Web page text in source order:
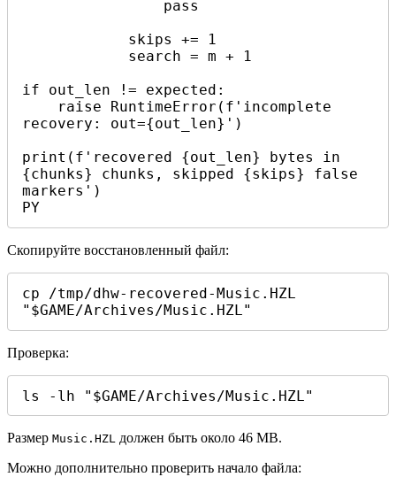
if out_len != expected:
recovery: out={out_len}')
print(f'recovered {out_len} bytes in
{chunks} chunks, skipped {skips} false
markers')
PY
Скопируйте восстановленный файл:
cp /tmp/dhw-recovered-Music.HZL
"$GAME/Archives/Music.HZL"
Проверка:
ls -lh "$GAME/Archives/Music.HZL"
Размер Music.HZL должен быть около 46 MB.
Можно дополнительно проверить начало файла: